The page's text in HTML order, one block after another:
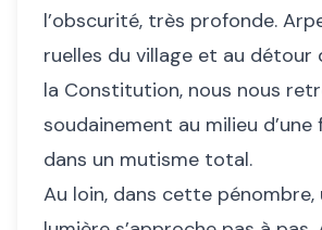
l’obscurité, très profonde.
ruelles du village et au détour
la Constitution, nous nous
soudainement au milieu
dans un mutisme total.
Au loin, dans cette pénombre,